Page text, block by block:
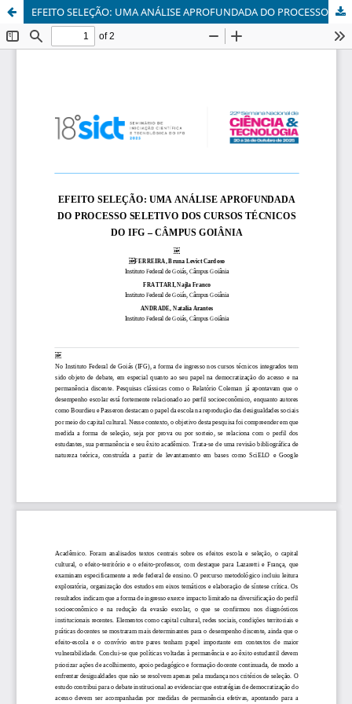
EFEITO SELEÇÃO: UMA ANÁLISE APROFUNDADA DO PROCESSO SELETIVO DOS CURSOS TÉCNICOS DO IFG – CÂMPUS GOIÂNIA